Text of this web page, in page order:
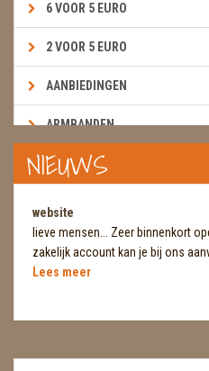
6 VOOR 5 EURO
2 VOOR 5 EURO
AANBIEDINGEN
ARMBANDEN
BOEKEN & KAARTEN E.A.R.T.H.
BROEKZAKSTENEN
CADEAUBONNEN
DIERTJES
DIVERSE
NIEUWS
website
lieve mensen... Zeer binnenkort
zakelijk account kan je bij ons
Lees meer